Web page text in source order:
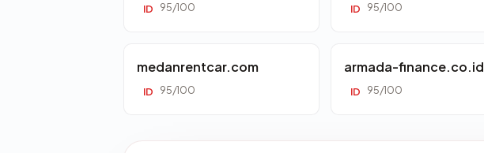
ID 95/100 ID 95/100
medanrentcar.com
ID 95/100
armada-finance.co.id
ID 95/100